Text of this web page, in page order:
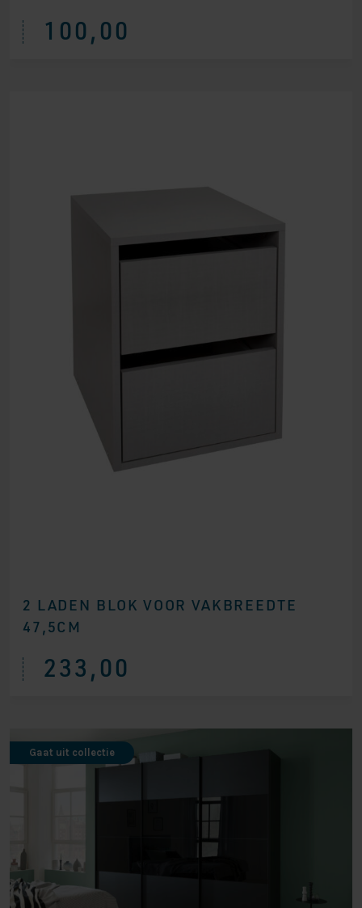
100,00
2 LADEN BLOK VOOR VAKBREEDTE
47,5CM
233,00
Gaat uit collectie